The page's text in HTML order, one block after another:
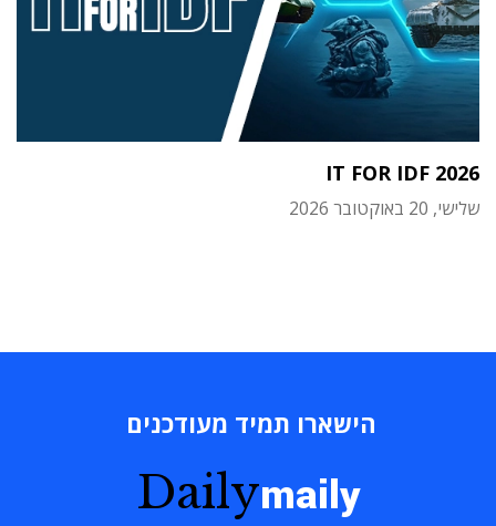
IT FOR IDF 2026
שלישי, 20 באוקטובר 2026
הישארו תמיד מעודכנים
Dailymaily